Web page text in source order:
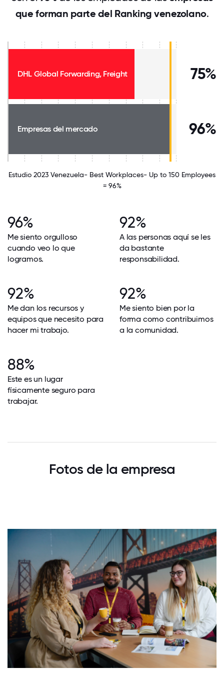
que forman parte del Ranking venezolano.
DHL Global Forwarding, Freight 75%
Empresas del mercado 96%
Estudio 2023 Venezuela- Best Workplaces- Up to 150 Employees
= 96%
96%
Me siento orgulloso
cuando veo lo que
logramos.
92%
A las personas aquí se les
da bastante
responsabilidad.
92%
Me dan los recursos y
equipos que necesito para
hacer mi trabajo.
92%
Me siento bien por la
forma como contribuimos
a la comunidad.
88%
Este es un lugar
físicamente seguro para
trabajar.
Fotos de la empresa